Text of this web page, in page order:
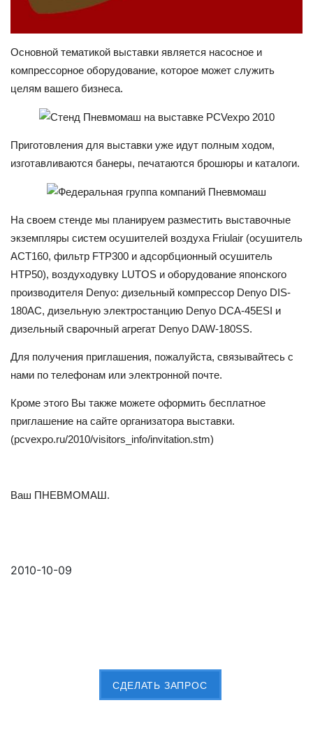
Основной тематикой выставки является насосное и
компрессорное оборудование, которое может служить
целям вашего бизнеса.
Приготовления для выставки уже идут полным ходом,
изготавливаются банеры, печатаются брошюры и каталоги.
На своем стенде мы планируем разместить выставочные
экземпляры систем осушителей воздуха Friulair (осушитель
ACT160, фильтр FTP300 и адсорбционный осушитель
HTP50), воздуходувку LUTOS и оборудование японского
производителя Denyo: дизельный компрессор Denyo DIS-
180AC, дизельную электростанцию Denyo DCA-45ESI и
дизельный сварочный агрегат Denyo DAW-180SS.
Для получения приглашения, пожалуйста, связывайтесь с
нами по телефонам или электронной почте.
Кроме этого Вы также можете оформить бесплатное
приглашение на сайте организатора выставки.
(pcvexpo.ru/2010/visitors_info/invitation.stm)
Ваш ПНЕВМОМАШ.
2010-10-09
CДЕЛАТЬ ЗАПРОС